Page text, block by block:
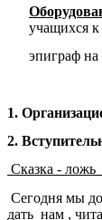
учащихся
эпиграф на
1.
2.
Сказка -
Сегодня мы
дать нам ,